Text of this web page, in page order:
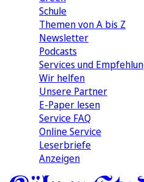
Schule
Themen von A bis Z
Newsletter
Podcasts
Services und
Wir helfen
Unsere Partner
E-Paper lesen
Service FAQ
Online Service
Leserbriefe
Anzeigen